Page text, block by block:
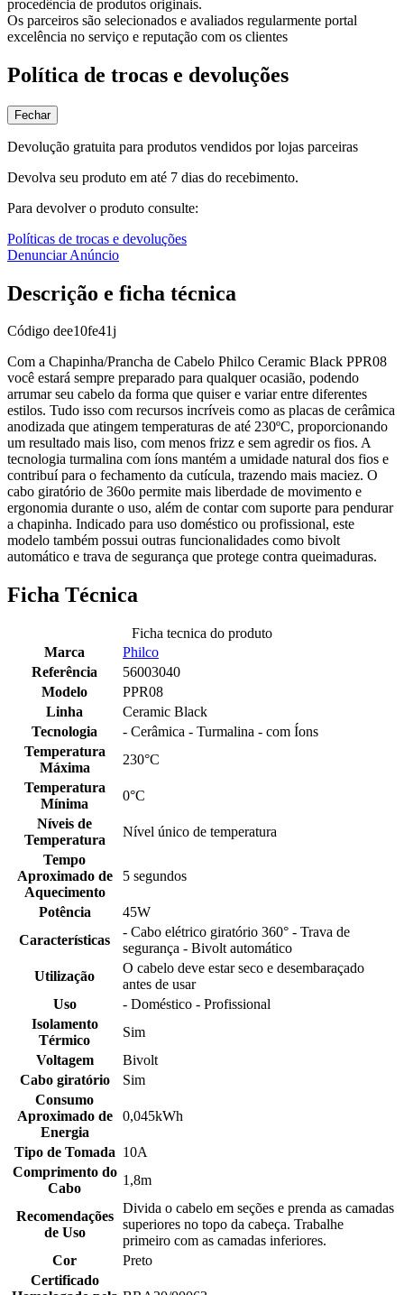
procedência de produtos originais.
Os parceiros são selecionados e avaliados regularmente portal
excelência no serviço e reputação com os clientes
Política de trocas e devoluções
Fechar
Devolução gratuita para produtos vendidos por lojas parceiras
Devolva seu produto em até 7 dias do recebimento.
Para devolver o produto consulte:
Políticas de trocas e devoluções
Denunciar Anúncio
Descrição e ficha técnica
Código dee10fe41j
Com a Chapinha/Prancha de Cabelo Philco Ceramic Black PPR08
você estará sempre preparado para qualquer ocasião, podendo
arrumar seu cabelo da forma que quiser e variar entre diferentes
estilos. Tudo isso com recursos incríveis como as placas de cerâmica
anodizada que atingem temperaturas de até 230ºC, proporcionando
um resultado mais liso, com menos frizz e sem agredir os fios. A
tecnologia turmalina com íons mantém a umidade natural dos fios e
contribuí para o fechamento da cutícula, trazendo mais maciez. O
cabo giratório de 360o permite mais liberdade de movimento e
ergonomia durante o uso, além de contar com suporte para pendurar
a chapinha. Indicado para uso doméstico ou profissional, este
modelo também possui outras funcionalidades como bivolt
automático e trava de segurança que protege contra queimaduras.
Ficha Técnica
Ficha tecnica do produto
Marca
Philco
Referência
56003040
Modelo
PPR08
Linha
Ceramic Black
Tecnologia
- Cerâmica - Turmalina - com Íons
Temperatura
Máxima
230°C
Temperatura
Mínima
0°C
Níveis de
Temperatura
Nível único de temperatura
Tempo
Aproximado de
Aquecimento
5 segundos
Potência
45W
Características
- Cabo elétrico giratório 360° - Trava de
segurança - Bivolt automático
Utilização
O cabelo deve estar seco e desembaraçado
antes de usar
Uso
- Doméstico - Profissional
Isolamento
Térmico
Sim
Voltagem
Bivolt
Cabo giratório
Sim
Consumo
Aproximado de
Energia
0,045kWh
Tipo de Tomada 10A
Comprimento do
Cabo
1,8m
Recomendações
de Uso
Divida o cabelo em seções e prenda as camadas
superiores no topo da cabeça. Trabalhe
primeiro com as camadas inferiores.
Cor
Preto
Certificado